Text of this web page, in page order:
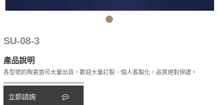
SU-08-3
產品說明
各型號的陶瓷皆可大量出貨，歡迎大量訂製、個人客製化，品質絕對保證。
立即諮詢